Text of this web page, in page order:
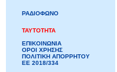
ΡΑΔΙΟΦΩΝΟ
ΤΑΥΤΟΤΗΤΑ
ΕΠΙΚΟΙΝΩΝΙΑ
ΟΡΟΙ ΧΡΗΣΗΣ
ΠΟΛΙΤΙΚΗ ΑΠΟΡΡΗΤΟΥ
ΕΕ 2018/334